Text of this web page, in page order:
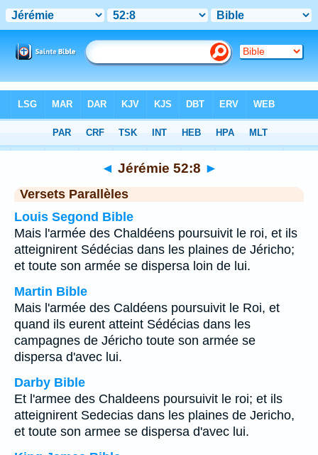
Chapitre 52 > Verset 8
◄ Jérémie 52:8 ►
Versets Parallèles
Louis Segond Bible
Mais l'armée des Chaldéens poursuivit le roi, et ils
atteignirent Sédécias dans les plaines de Jéricho;
et toute son armée se dispersa loin de lui.
Martin Bible
Mais l'armée des Caldéens poursuivit le Roi, et
quand ils eurent atteint Sédécias dans les
campagnes de Jéricho toute son armée se
dispersa d'avec lui.
Darby Bible
Et l'armee des Chaldeens poursuivit le roi; et ils
atteignirent Sedecias dans les plaines de Jericho,
et toute son armee se dispersa d'avec lui.